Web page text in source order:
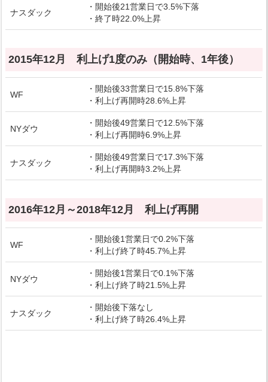
ナスダック
・開始後21営業日で3.5%下落
・終了時22.0%上昇
2015年12月 利上げ1度のみ（開始時、1年後）
WF
・開始後33営業日で15.8%下落
・利上げ再開時28.6%上昇
NYダウ
・開始後49営業日で12.5%下落
・利上げ再開時6.9%上昇
ナスダック
・開始後49営業日で17.3%下落
・利上げ再開時3.2%上昇
2016年12月～2018年12月 利上げ再開
WF
・開始後1営業日で0.2%下落
・利上げ終了時45.7%上昇
NYダウ
・開始後1営業日で0.1%下落
・利上げ終了時21.5%上昇
ナスダック
・開始後下落なし
・利上げ終了時26.4%上昇